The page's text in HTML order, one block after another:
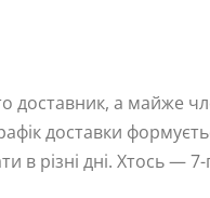
доставник, а майже
доставки
в різні дні. Хтось —